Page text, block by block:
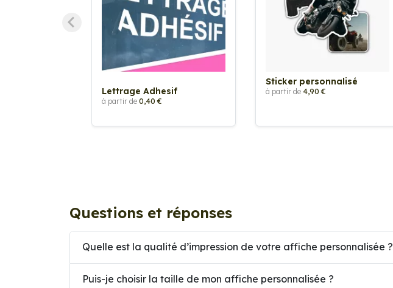
Lettrage Adhesif
à partir de 0,40 €
Sticker personnalisé
à partir de 4,90 €
Questions et réponses
Quelle est la qualité d’impression de votre affiche personnalisée ?
Puis-je choisir la taille de mon affiche personnalisée ?